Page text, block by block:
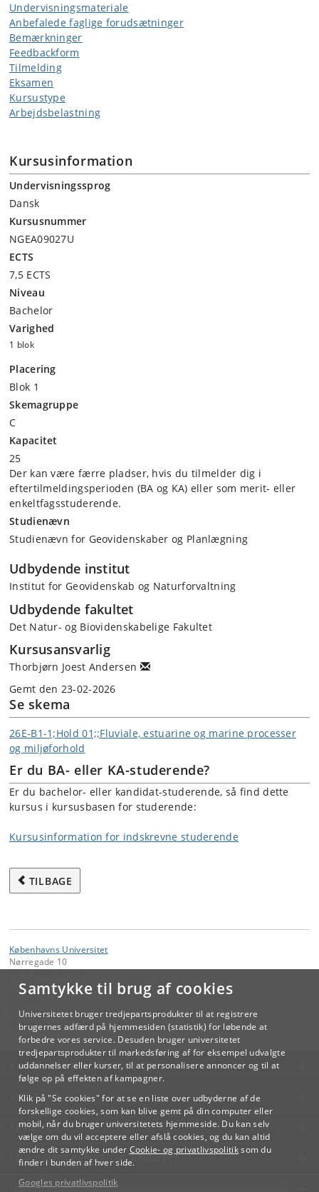
Samtykke til brug af cookies
Universitetet bruger tredjepartsprodukter til at registrere
brugernes adfærd på hjemmesiden (statistik) for løbende at
forbedre vores service. Desuden bruger universitetet
tredjepartsprodukter til markedsføring af for eksempel udvalgte
uddannelser eller kurser, til at personalisere annoncer og til at
følge op på effekten af kampagner.
Klik på "Se cookies" for at se en liste over udbyderne af de
forskellige cookies, som kan blive gemt på din computer eller
mobil, når du bruger universitetets hjemmeside. Du kan selv
vælge om du vil acceptere eller afslå cookies, og du kan altid
ændre dit samtykke under Cookie- og privatlivspolitiksom du
finder i bunden af hver side.
Googles privatlivspolitik
Undervisningsmateriale
Anbefalede faglige forudsætninger
Bemærkninger
Feedbackform
Tilmelding
Eksamen
Kursustype
Arbejdsbelastning
Kursusinformation
Undervisningssprog
Dansk
Kursusnummer
NGEA09027U
ECTS
7,5 ECTS
Niveau
Bachelor
Varighed
1 blok
Placering
Blok 1
Skemagruppe
C
Kapacitet
25
Der kan være færre pladser, hvis du tilmelder dig i
eftertilmeldingsperioden (BA og KA) eller som merit- eller
enkeltfagsstuderende.
Studienævn
Studienævn for Geovidenskaber og Planlægning
Udbydende institut
Institut for Geovidenskab og Naturforvaltning
Udbydende fakultet
Det Natur- og Biovidenskabelige Fakultet
Kursusansvarlig
Thorbjørn Joest Andersen
Gemt den 23-02-2026
Se skema
26E-B1-1;Hold 01;;Fluviale, estuarine og marine processer
og miljøforhold
Er du BA- eller KA-studerende?
Er du bachelor- eller kandidat-studerende, så find dette
kursus i kursusbasen for studerende:
Kursusinformation for indskrevne studerende
TILBAGE
Københavns Universitet
Nørregade 10
Videreuddannelse og Livslang Læring
lifelonglearning@adm.ku.dk
KØBENHAVNS UNIVERSITET
KONTAKT
SERVICES
FOR STUDERENDE OG ANSATTE
JOB OG KARRIERE